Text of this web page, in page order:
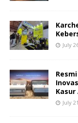
July
Kasur
July